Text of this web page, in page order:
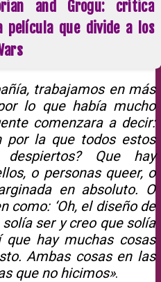
and Grogu: crítica
película que divide a los
trabajamos en más
lo que había mucho
comenzara a decir:
por la que todos estos
Que hay
o personas queer, o
en absoluto. O
como: ‘Oh, el diseño de
ser y creo que solía
que hay muchas cosas
Ambas cosas en las
que no hicimos».